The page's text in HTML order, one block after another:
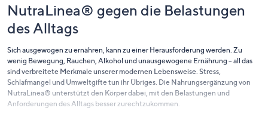
NutraLinea® gegen die Belastungen
des Alltags
Sich ausgewogen zu ernähren, kann zu einer Herausforderung werden. Zu
wenig Bewegung, Rauchen, Alkohol und unausgewogene Ernährung – all das
sind verbreitete Merkmale unserer modernen Lebensweise. Stress,
Schlafmangel und Umweltgifte tun ihr Übriges. Die Nahrungsergänzung von
NutraLinea® unterstützt den Körper dabei, mit den Belastungen und
Anforderungen des Alltags besser zurechtzukommen.